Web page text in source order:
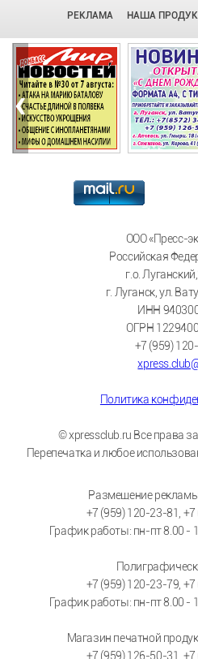
РЕКЛАМА
НАША
‹
ООО «Пресс-
Российская
г.о.
г. Луганск, ул.
ИНН
ОГРН
+7 (959)
Политика
© xpressclub.ru Все права
Перепечатка и любое
Размещение
+7 (959) 120-23-81,
График работы: пн-пт 8.00 -
+7 (959) 120-23-79,
График работы: пн-пт 8.00 -
Магазин печатной
+7 (959) 126-50-31,